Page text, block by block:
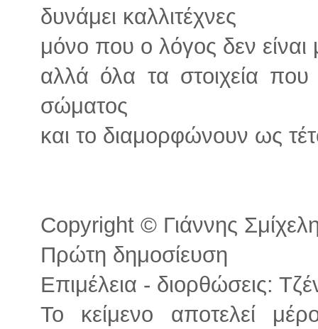
δυνάμει καλλιτέχνες
μόνο που ο λόγος δεν
αλλά όλα τα στοιχεία που
σώματος
και το διαμορφώνουν ως
Copyright © Γιάννης
Πρώτη δημοσίευση
Επιμέλεια - διορθώσεις:
Το κείμενο αποτελεί